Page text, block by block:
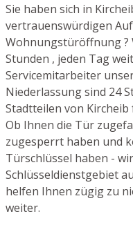
Sie haben sich in
vertrauenswürdigen
Wohnungstüröffnung ?
Stunden , jeden Tag
Servicemitarbeiter
Niederlassung sind 24
Stadtteilen von
Ob Ihnen die Tür
zugesperrt haben und
Türschlüssel haben -
Schlüsseldienstgebiet
helfen Ihnen zügig zu
weiter.